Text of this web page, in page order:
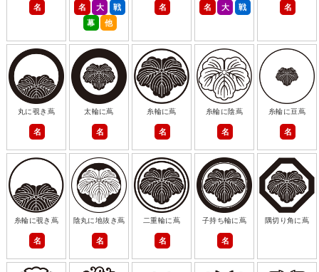
名 名 大
戦
幕
他
名 名 大 戦 名
丸に覗き蔦
名
太輪に蔦
名
糸輪に蔦
名
糸輪に陰蔦
名
糸輪に豆蔦
名
糸輪に覗き蔦
名
陰丸に地抜き蔦
名
二重輪に蔦
名
子持ち輪に蔦
名
隅切り角に蔦